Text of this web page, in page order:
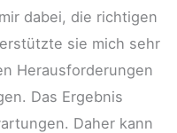
dabei, die richtigen
sie mich sehr
Herausforderungen
Das Ergebnis
Daher kann